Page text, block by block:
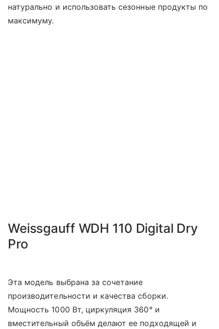
натурально и использовать сезонные продукты по
максимуму.
Weissgauff WDH 110 Digital Dry
Pro
Эта модель выбрана за сочетание
производительности и качества сборки.
Мощность 1000 Вт, циркуляция 360° и
вместительный объём делают ее подходящей и